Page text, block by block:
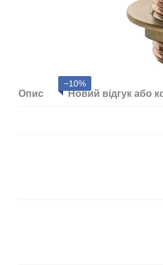
−10%
Опис Новий відгук або